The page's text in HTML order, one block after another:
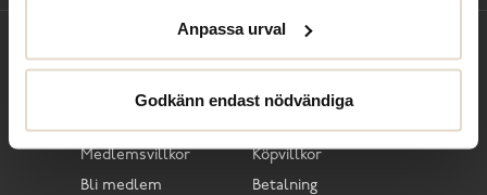
Anpassa urval
Godkänn endast nödvändiga
Vanliga frågor
Köpvillkor
Betalning
Om Club Solemate
Medlemsvillkor
Bli medlem